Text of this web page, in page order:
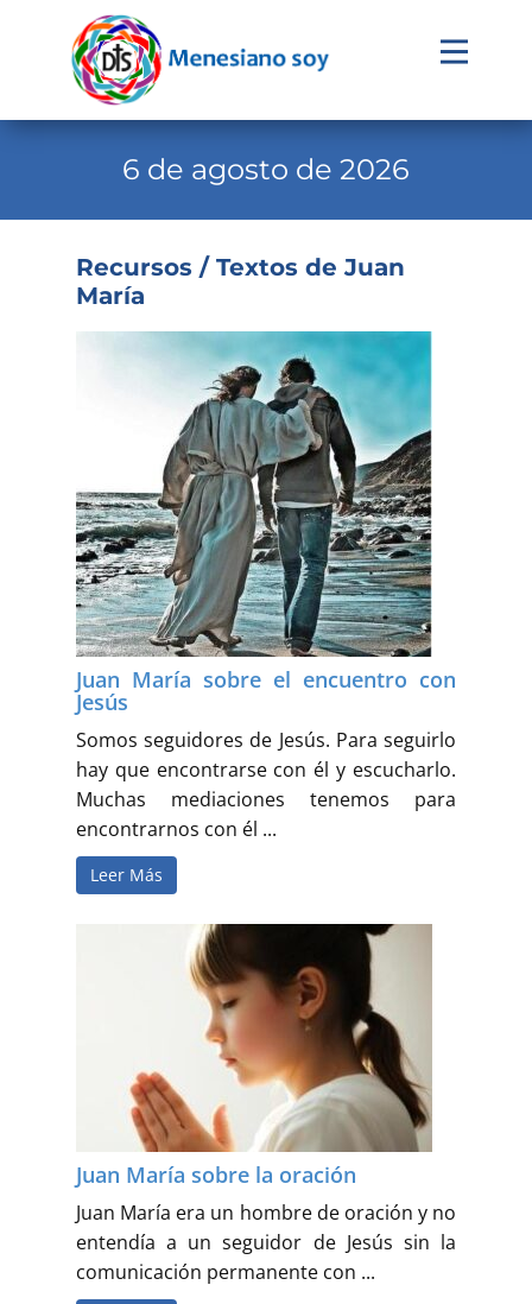
Evangelio
Institucional
Pastoral Vocacional
Contacto
Buscar
6 de agosto de 2026
Recursos / Textos de Juan
María
Juan María sobre el encuentro con
Jesús
Somos seguidores de Jesús. Para seguirlo
hay que encontrarse con él y escucharlo.
Muchas mediaciones tenemos para
encontrarnos con él ...
Leer Más
Juan María sobre la oración
Juan María era un hombre de oración y no
entendía a un seguidor de Jesús sin la
comunicación permanente con ...